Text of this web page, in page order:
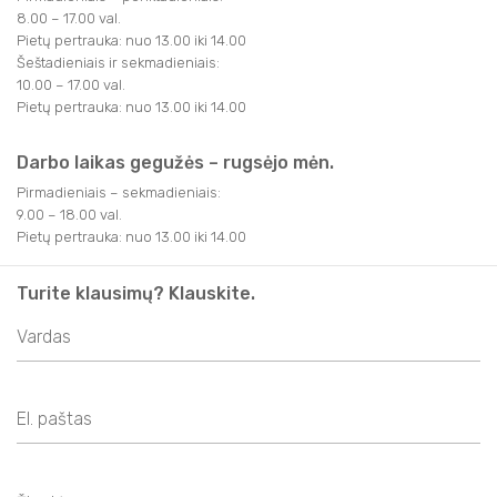
KITI
KALĖDINIAI RENGINIAI
SVEIKATINIMO PASLAUGOS
AKTYVIOS PRAMOGOS
KONFERENCIJŲ ORGANIZAVIMAS
TRAKIEČIO KORTELĖ
NAUDINGA INFORMACIJA
TURISTO RINKLIAVA
LEIDINIAI
INFORMACIJA VERSLUI
8.00 – 17.00 val.
Pietų pertrauka: nuo 13.00 iki 14.00
Šeštadieniais ir sekmadieniais:
10.00 – 17.00 val.
Pietų pertrauka: nuo 13.00 iki 14.00
Darbo laikas gegužės – rugsėjo mėn.
Pirmadieniais – sekmadieniais:
9.00 – 18.00 val.
Pietų pertrauka: nuo 13.00 iki 14.00
Turite klausimų? Klauskite.
FILMAI
KALĖDINIAI RENGINIAI
TRAKAI JUMS
KONFERENCIJŲ ORGANIZAVIMAS
TRAKIEČIO KORTELĖ
STOVYKLOS